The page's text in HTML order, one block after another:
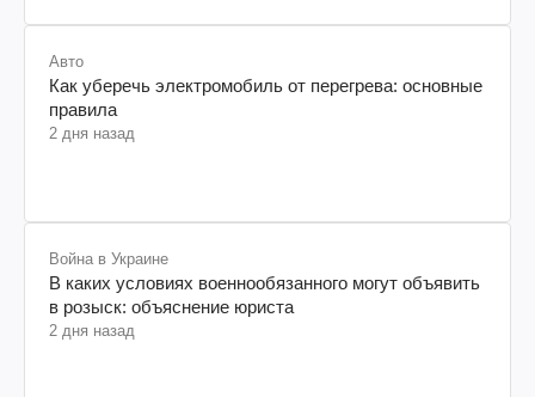
Авто
Как уберечь электромобиль от перегрева: основные
правила
2 дня назад
Война в Украине
В каких условиях военнообязанного могут объявить
в розыск: объяснение юриста
2 дня назад